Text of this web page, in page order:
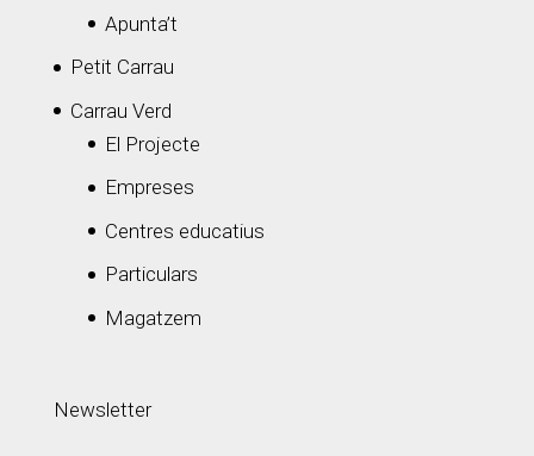
Apunta’t
Petit Carrau
Carrau Verd
El Projecte
Empreses
Centres educatius
Particulars
Magatzem
Newsletter